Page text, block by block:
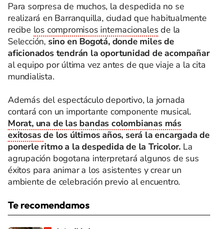
Para sorpresa de muchos, la despedida no se
realizará en Barranquilla, ciudad que habitualmente
recibe los compromisos internacionales de la
Selección, sino en Bogotá, donde miles de
aficionados tendrán la oportunidad de acompañar
al equipo por última vez antes de que viaje a la cita
mundialista.
Además del espectáculo deportivo, la jornada
contará con un importante componente musical.
Morat, una de las bandas colombianas más
exitosasde los últimos años, será la encargada de
ponerle ritmo a la despedida de la Tricolor. La
agrupación bogotana interpretará algunos de sus
éxitos para animar a los asistentes y crear un
ambiente de celebración previo al encuentro.
Te recomendamos